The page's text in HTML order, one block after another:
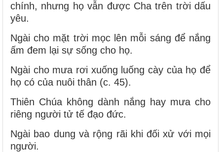
chính, nhưng họ vẫn được Cha trên trời dấu
yêu.
Ngài cho mặt trời mọc lên mỗi sáng để nắng
ấm đem lại sự sống cho họ.
Ngài cho mưa rơi xuống luống cày của họ để
họ có của nuôi thân (c. 45).
Thiên Chúa không dành nắng hay mưa cho
riêng người tử tế đạo đức.
Ngài bao dung và rộng rãi khi đối xử với mọi
người.